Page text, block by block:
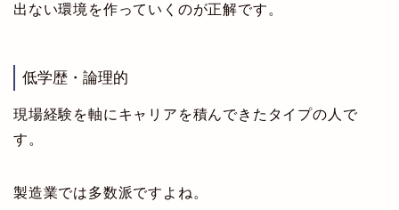
出ない環境を作っていくのが正解です。
低学歴・論理的
現場経験を軸にキャリアを積んできたタイプの人で
す。
製造業では多数派ですよね。